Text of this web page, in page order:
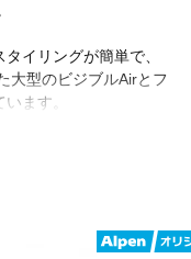
イリングが簡単で、
大型のビジブルAirとフ
ます。